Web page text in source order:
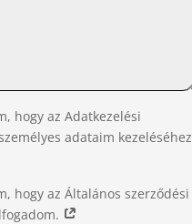
hogy az Adatkezelési
adataim kezeléséhez
hogy az Általános szerződési